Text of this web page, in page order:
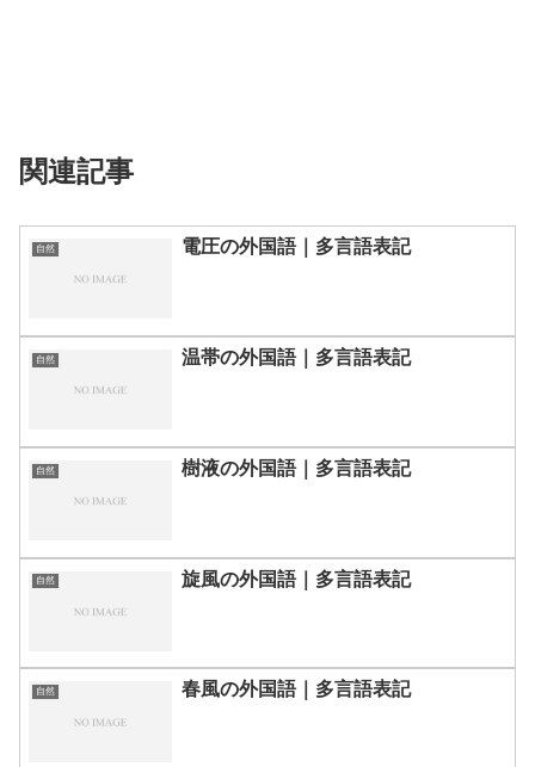
関連記事
自然 電圧の外国語｜多言語表記
自然 温帯の外国語｜多言語表記
自然 樹液の外国語｜多言語表記
自然 旋風の外国語｜多言語表記
自然 春風の外国語｜多言語表記